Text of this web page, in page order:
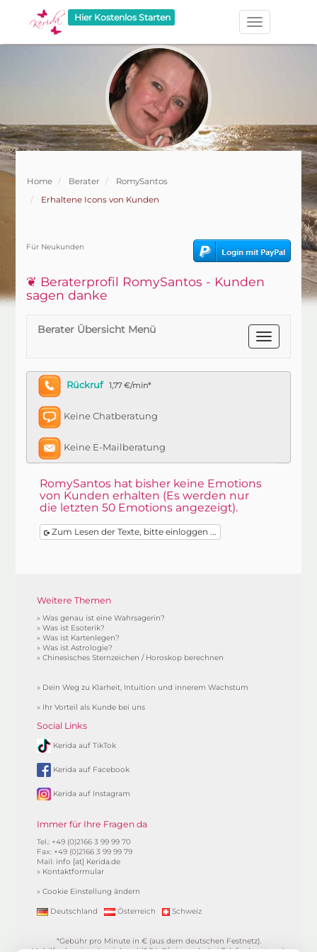
Hier Kostenlos Starten
Home Berater
RomySantos
Erhaltene Icons von Kunden
Für Neukunden
❦ Beraterprofil RomySantos - Kunden
sagen danke
Berater Übersicht Menü
Rückruf 1,77 €/min*
Keine Chatberatung
Keine E-Mailberatung
RomySantos hat bisher keine Emotions
von Kunden erhalten (Es werden nur
die letzten 50 Emotions angezeigt).
Zum Lesen der Texte, bitte einloggen ...
Weitere Themen
»Was genau ist eine Wahrsagerin?
»Was ist Esoterik?
»Was ist Kartenlegen?
»Was ist Astrologie?
»Chinesisches Sternzeichen / Horoskop berechnen
» Dein Weg zu Klarheit, Intuition und innerem Wachstum
» Ihr Vorteil als Kunde bei uns
Social Links
Kerida auf TikTok
Kerida auf Facebook
Kerida auf Instagram
Immer für Ihre Fragen da
Tel.: +49 (0)2166 3 99 99 70
Fax: +49 (0)2166 3 99 99 79
Mail: info [at] Kerida.de
» Kontaktformular
»Cookie Einstellung ändern
Deutschland Österreich Schweiz
*Gebühr pro Minute in € (aus dem deutschen Festnetz).